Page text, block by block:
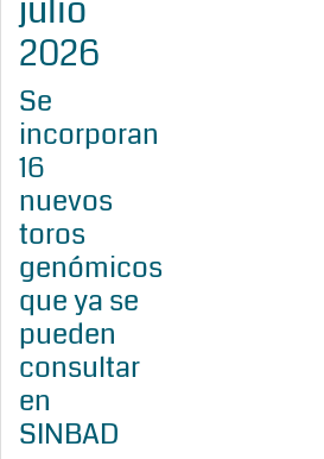
julio
2026
Se
incorporan
16
nuevos
toros
genómicos
que ya se
pueden
consultar
en
SINBAD